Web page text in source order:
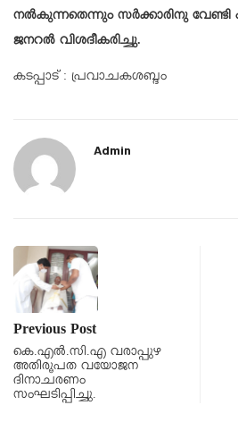
നൽകുന്നതെന്നും സർക്കാരിനു വേണ്ടി
ജനറൽ വിശദീകരിച്ചു.
കടപ്പാട് : പ്രവാചകശബ്ദം
Admin
Previous Post
കെ.എൽ.സി.എ വരാപ്പുഴ
അതിരൂപത വയോജന
ദിനാചരണം
സംഘടിപ്പിച്ചു.